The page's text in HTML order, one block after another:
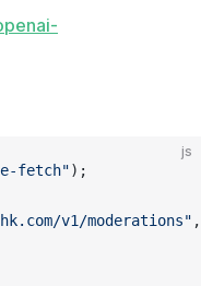
js
fetch");
v1/moderations"